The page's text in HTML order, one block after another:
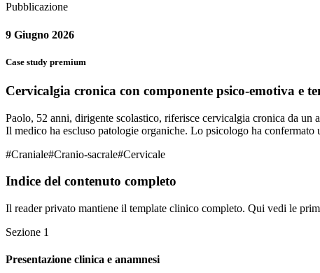
Pubblicazione
9 Giugno 2026
Case study premium
Cervicalgia cronica con componente psico-emotiva e
Paolo, 52 anni, dirigente scolastico, riferisce cervicalgia cronica da
Il medico ha escluso patologie organiche. Lo psicologo ha confermato
#Craniale#Cranio-sacrale#Cervicale
Indice del contenuto completo
Il reader privato mantiene il template clinico completo. Qui vedi le
Sezione 1
Presentazione clinica e anamnesi